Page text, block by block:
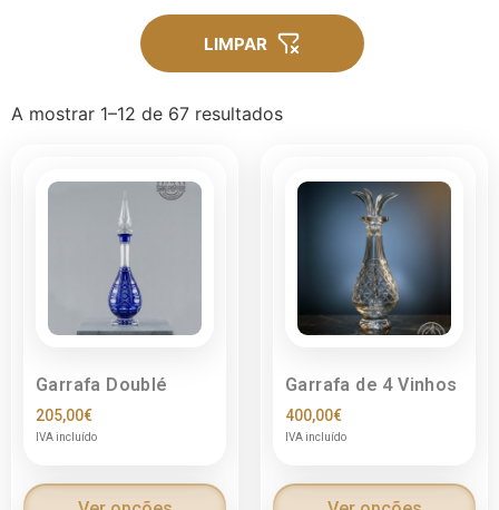
LIMPAR
A mostrar 1–12 de 67 resultados
Garrafa Doublé
205,00€
IVA incluído
Garrafa de 4 Vinhos
400,00€
IVA incluído